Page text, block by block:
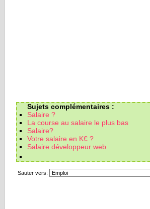
Sujets complémentaires :
Salaire ?
La course au salaire le plus bas
Salaire?
Votre salaire en K€ ?
Salaire développeur web
Sauter vers: